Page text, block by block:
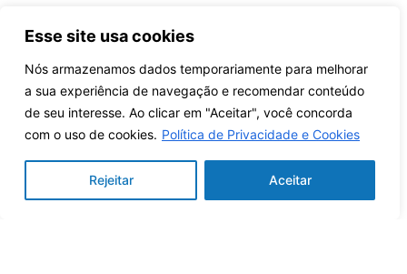
Esse site usa cookies
Nós armazenamos dados temporariamente para melhorar
a sua experiência de navegação e recomendar conteúdo
de seu interesse. Ao clicar em "Aceitar", você concorda
com o uso de cookies. Política de Privacidade e Cookies
Rejeitar Aceitar
Acessível via smartphones, laptops ou
aprimora o seuCommon Operating
Picture (COP – Quadro Operacional
Comum), permitindo uma resposta mais
rápida, maior coordenação e resultados
mais seguros durante eventos de alto